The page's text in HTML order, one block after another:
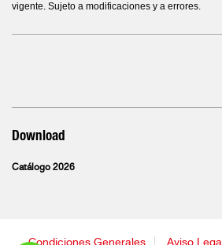
vigente. Sujeto a modificaciones y a errores.
Download
Catálogo 2026
Condiciones Generales Aviso Legal